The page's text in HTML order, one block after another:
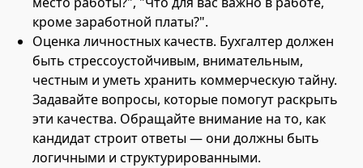
кроме заработной платы?".
Оценка личностных качеств. Бухгалтер должен
быть стрессоустойчивым, внимательным,
честным и уметь хранить коммерческую тайну.
Задавайте вопросы, которые помогут раскрыть
эти качества. Обращайте внимание на то, как
кандидат строит ответы — они должны быть
логичными и структурированными.